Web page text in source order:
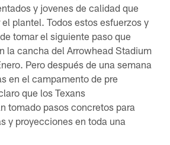
y jovenes de calidad que
plantel. Todos estos esfuerzos y
tomar el siguiente paso que
la cancha del Arrowhead Stadium
Pero después de una semana
en el campamento de pre
que los Texans
tomado pasos concretos para
y proyecciones en toda una